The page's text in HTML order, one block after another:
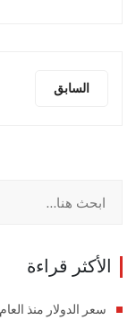
السابق
الأكثر قراءة
سعر الدولار منذ العام 1984 وحتى الآن / جريدة الأيام الإلكترونية .